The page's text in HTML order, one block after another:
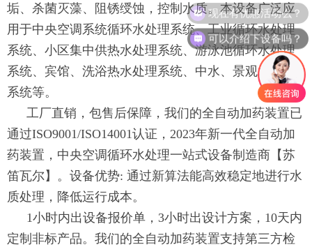
垢、杀菌灭藻、阻锈绶蚀，控制水质。本设备广泛应
用于中央空调系统循环水处理系统、工业循环水处理
系统、小区集中供热水处理系统、游泳池循环水处理
系统、宾馆、洗浴热水处理系统、中水、景观水处理
系统等。
工厂直销，包售后保障，我们的全自动加药装置已
通过ISO9001/ISO14001认证，2023年新一代全自动加
药装置，中央空调循环水处理一站式设备制造商【苏
笛瓦尔】。设备优势: 通过新算法能高效稳定地进行水
质处理，降低运行成本。
1小时内出设备报价单，3小时出设计方案，10天内
定制非标产品。我们的全自动加药装置支持第三方检
可以介绍下设备吗？
现在有优惠活动么？